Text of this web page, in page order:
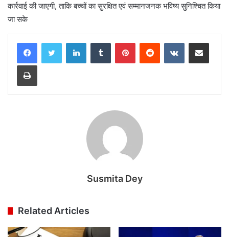
कार्रवाई की जाएगी, ताकि बच्चों का सुरक्षित एवं सम्मानजनक भविष्य सुनिश्चित किया
जा सके
LinkedInTumblr PinterestReddit VKontakteShare via Email
Print
Susmita Dey
Related Articles